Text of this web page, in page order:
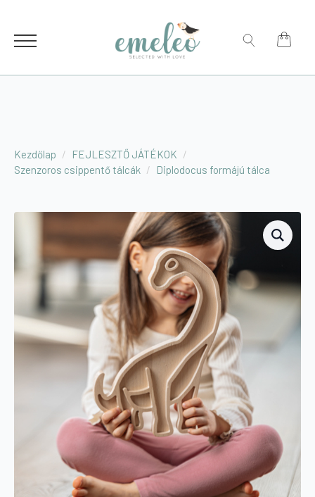
Kezdőlap
FEJLESZTŐ JÁTÉKOK
Szenzoros csippentő tálcák
Diplodocus formájú tálca